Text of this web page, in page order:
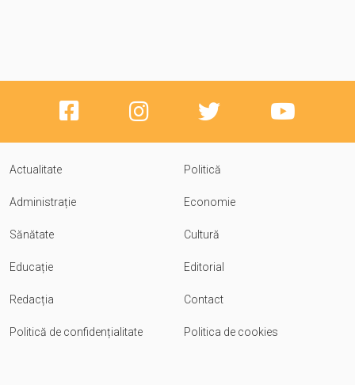
Actualitate Politică
Administrație Economie
Sănătate Cultură
Educație Editorial
Redacția Contact
Politică de confidențialitate Politica de cookies